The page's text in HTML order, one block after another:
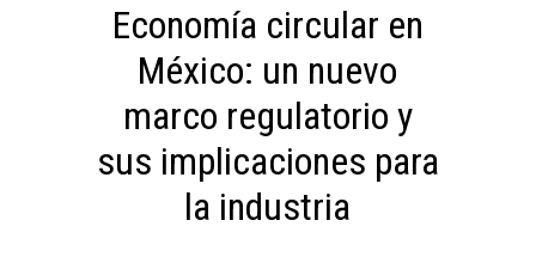
Economía circular en
México: un nuevo
marco regulatorio y
sus implicaciones para
la industria